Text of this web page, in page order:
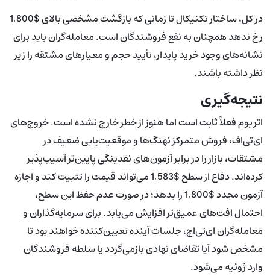
در کل، ساختار تکنیکال تا زمانی که بازگشت مشخصی بالای $1,800
رخ ندهد همچنان به نفع فروشندگان است. معامله‌گران باید برای
نشانه‌های وجود خرید پایدار، تأیید حجم و معیارهای مشتقه را زیر
نظر داشته باشند.
نتیجه‌گیری
اتریوم فعلاً ثابت است اما هنوز از خطر خارج نشده است. خروج‌های
ای‌تی‌اف، فروش متمرکز نهنگ‌ها و موقعیت‌یابی ضعیف در
مشتقات، بازار را در برابر آزمون‌های نقدینگی پایین‌تر آسیب‌پذیر
کرده‌اند. دفاع از سطح $1,583 می‌تواند قیمت را تثبیت کند و اجازه
آزمون مجدد $1,800 را بدهد؛ در صورت عدم حفظ این سطح،
احتمال افت‌های عمیق‌تر افزایش می‌یابد. برای سرمایه‌گذاران و
معامله‌گران ای‌تی‌اچ، جلسات آینده تعیین‌کننده خواهند بود تا
مشخص شود آیا تقاضای نهادی بازمی‌گردد یا سلطه فروشندگان
وارد ژوئیه می‌شود.